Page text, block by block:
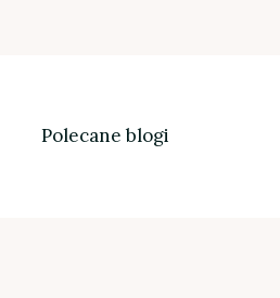
Polecane blogi